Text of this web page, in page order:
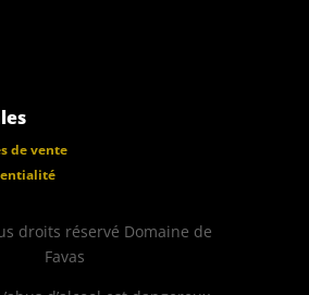
de vente
droits réservé Domaine de
Favas